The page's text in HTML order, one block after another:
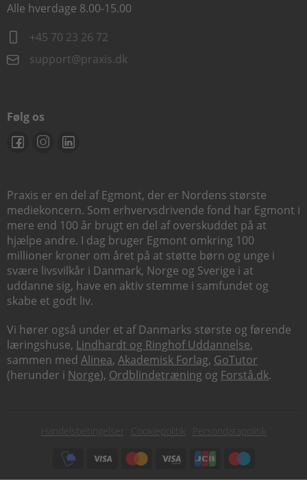
Alle hverdage 8.00-15.00
+45 70 23 26 72
support@praxis.dk
Følg os
Praxis er en del af Egmont, der er Nordens største
mediekoncern. Som erhvervsdrivende fond har Egmont i
mere end 100 år brugt en del af overskuddet på at
hjælpe andre. I dag bruger Egmont omkring 100
millioner kroner om året på at støtte børn og unge i
svære livsvilkår i Danmark, Norge og Sverige i at
uddanne sig, have en aktiv stemme i samfundet og
skabe et godt liv.
Vi hører også under et af Danmarks største og førende
læringshuse, Lindhardt og Ringhof Uddannelse,
sammen med Alinea, Akademisk Forlag, GoTutor
(herunder i Norge), Ordblindetræning og Forstå.dk.
Subfooter
Handelsbetingelser Cookiepolitik
Persondatapolitik
Subfooter
payment